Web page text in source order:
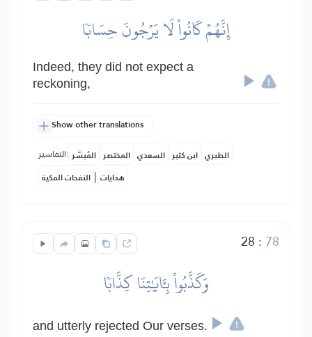
إِنَّهُمۡ كَانُواْ لَا يَرۡجُونَ حِسَابٗا
Indeed, they did not expect a
reckoning,
Show other translations
التفاسير: المُيسَّر المختصر السعدي ابن كثير الطبري
النفحات المكية | هدايات
28 : 78
وَكَذَّبُواْ بِـَٔايَٰتِنَا كِذَّابٗا
and utterly rejected Our verses.